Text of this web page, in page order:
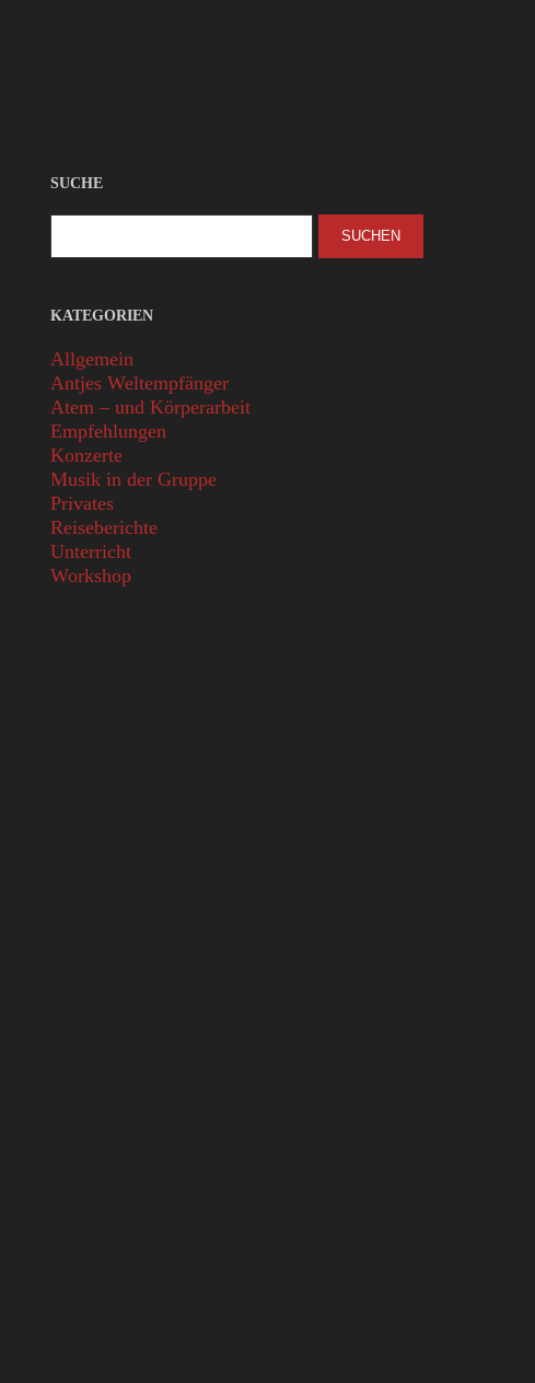
SUCHE
KATEGORIEN
Allgemein
Antjes Weltempfänger
Atem – und Körperarbeit
Empfehlungen
Konzerte
Musik in der Gruppe
Privates
Reiseberichte
Unterricht
Workshop